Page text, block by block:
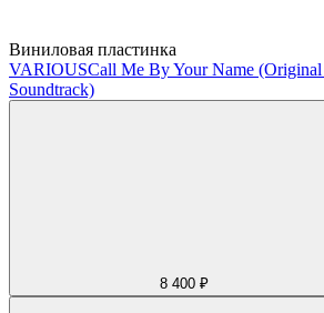
Виниловая пластинка
VARIOUSCall Me By Your Name
Soundtrack)
8 400 ₽